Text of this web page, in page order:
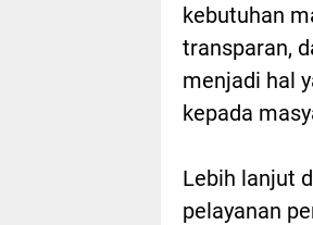
kebutuhan
transparan,
menjadi hal
kepada
Lebih lanjut
pelayanan